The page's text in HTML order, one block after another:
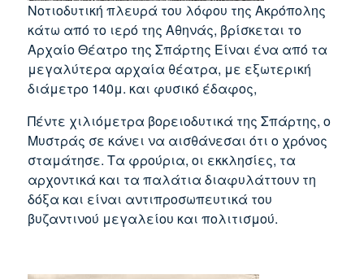
Νοτιοδυτική πλευρά του λόφου της Ακρόπολης
κάτω από το ιερό της Αθηνάς, βρίσκεται το
Αρχαίο Θέατρο της Σπάρτης Είναι ένα από τα
μεγαλύτερα αρχαία θέατρα, με εξωτερική
διάμετρο 140μ. και φυσικό έδαφος,
Πέντε χιλιόμετρα βορειοδυτικά της Σπάρτης, ο
Μυστράς σε κάνει να αισθάνεσαι ότι ο χρόνος
σταμάτησε. Τα φρούρια, οι εκκλησίες, τα
αρχοντικά και τα παλάτια διαφυλάττουν τη
δόξα και είναι αντιπροσωπευτικά του
βυζαντινού μεγαλείου και πολιτισμού.